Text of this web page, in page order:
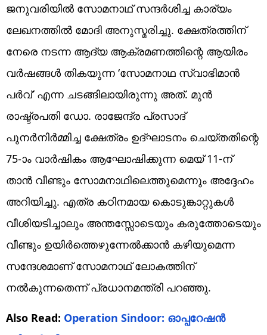
ജനുവരിയിൽ സോമനാഥ് സന്ദർശിച്ച കാര്യം
ലേഖനത്തിൽ മോദി അനുസ്മരിച്ചു. ക്ഷേത്രത്തിന്
നേരെ നടന്ന ആദ്യ ആക്രമണത്തിന്റെ ആയിരം
വർഷങ്ങൾ തികയുന്ന ‘സോമനാഥ സ്വാഭിമാൻ
പർവ്’ എന്ന ചടങ്ങിലായിരുന്നു അത്. മുൻ
രാഷ്ട്രപതി ഡോ. രാജേന്ദ്ര പ്രസാദ്
പുനർനിർമ്മിച്ച ക്ഷേത്രം ഉദ്ഘാടനം ചെയ്തതിന്റെ
75-ാം വാർഷികം ആഘോഷിക്കുന്ന മെയ് 11-ന്
താൻ വീണ്ടും സോമനാഥിലെത്തുമെന്നും അദ്ദേഹം
അറിയിച്ചു. എത്ര കഠിനമായ കൊടുങ്കാറ്റുകൾ
വീശിയടിച്ചാലും അന്തസ്സോടെയും കരുത്തോടെയും
വീണ്ടും ഉയിർത്തെഴുന്നേൽക്കാൻ കഴിയുമെന്ന
സന്ദേശമാണ് സോമനാഥ് ലോകത്തിന്
നൽകുന്നതെന്ന് പ്രധാനമന്ത്രി പറഞ്ഞു.
Also Read: Operation Sindoor: ഓപ്പറേഷൻ